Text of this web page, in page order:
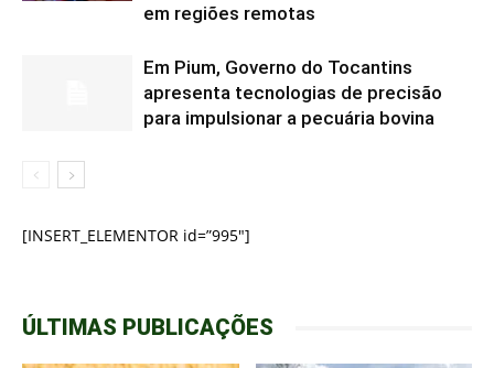
em regiões remotas
Em Pium, Governo do Tocantins
apresenta tecnologias de precisão
para impulsionar a pecuária bovina
[INSERT_ELEMENTOR id=”995″]
ÚLTIMAS PUBLICAÇÕES